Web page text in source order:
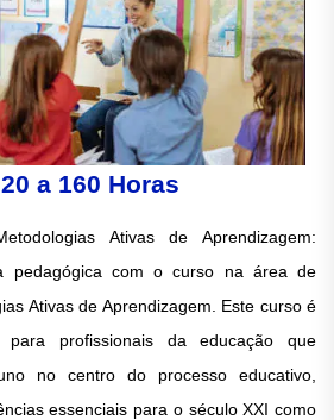
a 160 Horas
Ativas de Aprendizagem:
pedagógica com o curso na área de
Ativas de Aprendizagem. Este curso é
para profissionais da educação que
no centro do processo educativo,
essenciais para o século XXI como